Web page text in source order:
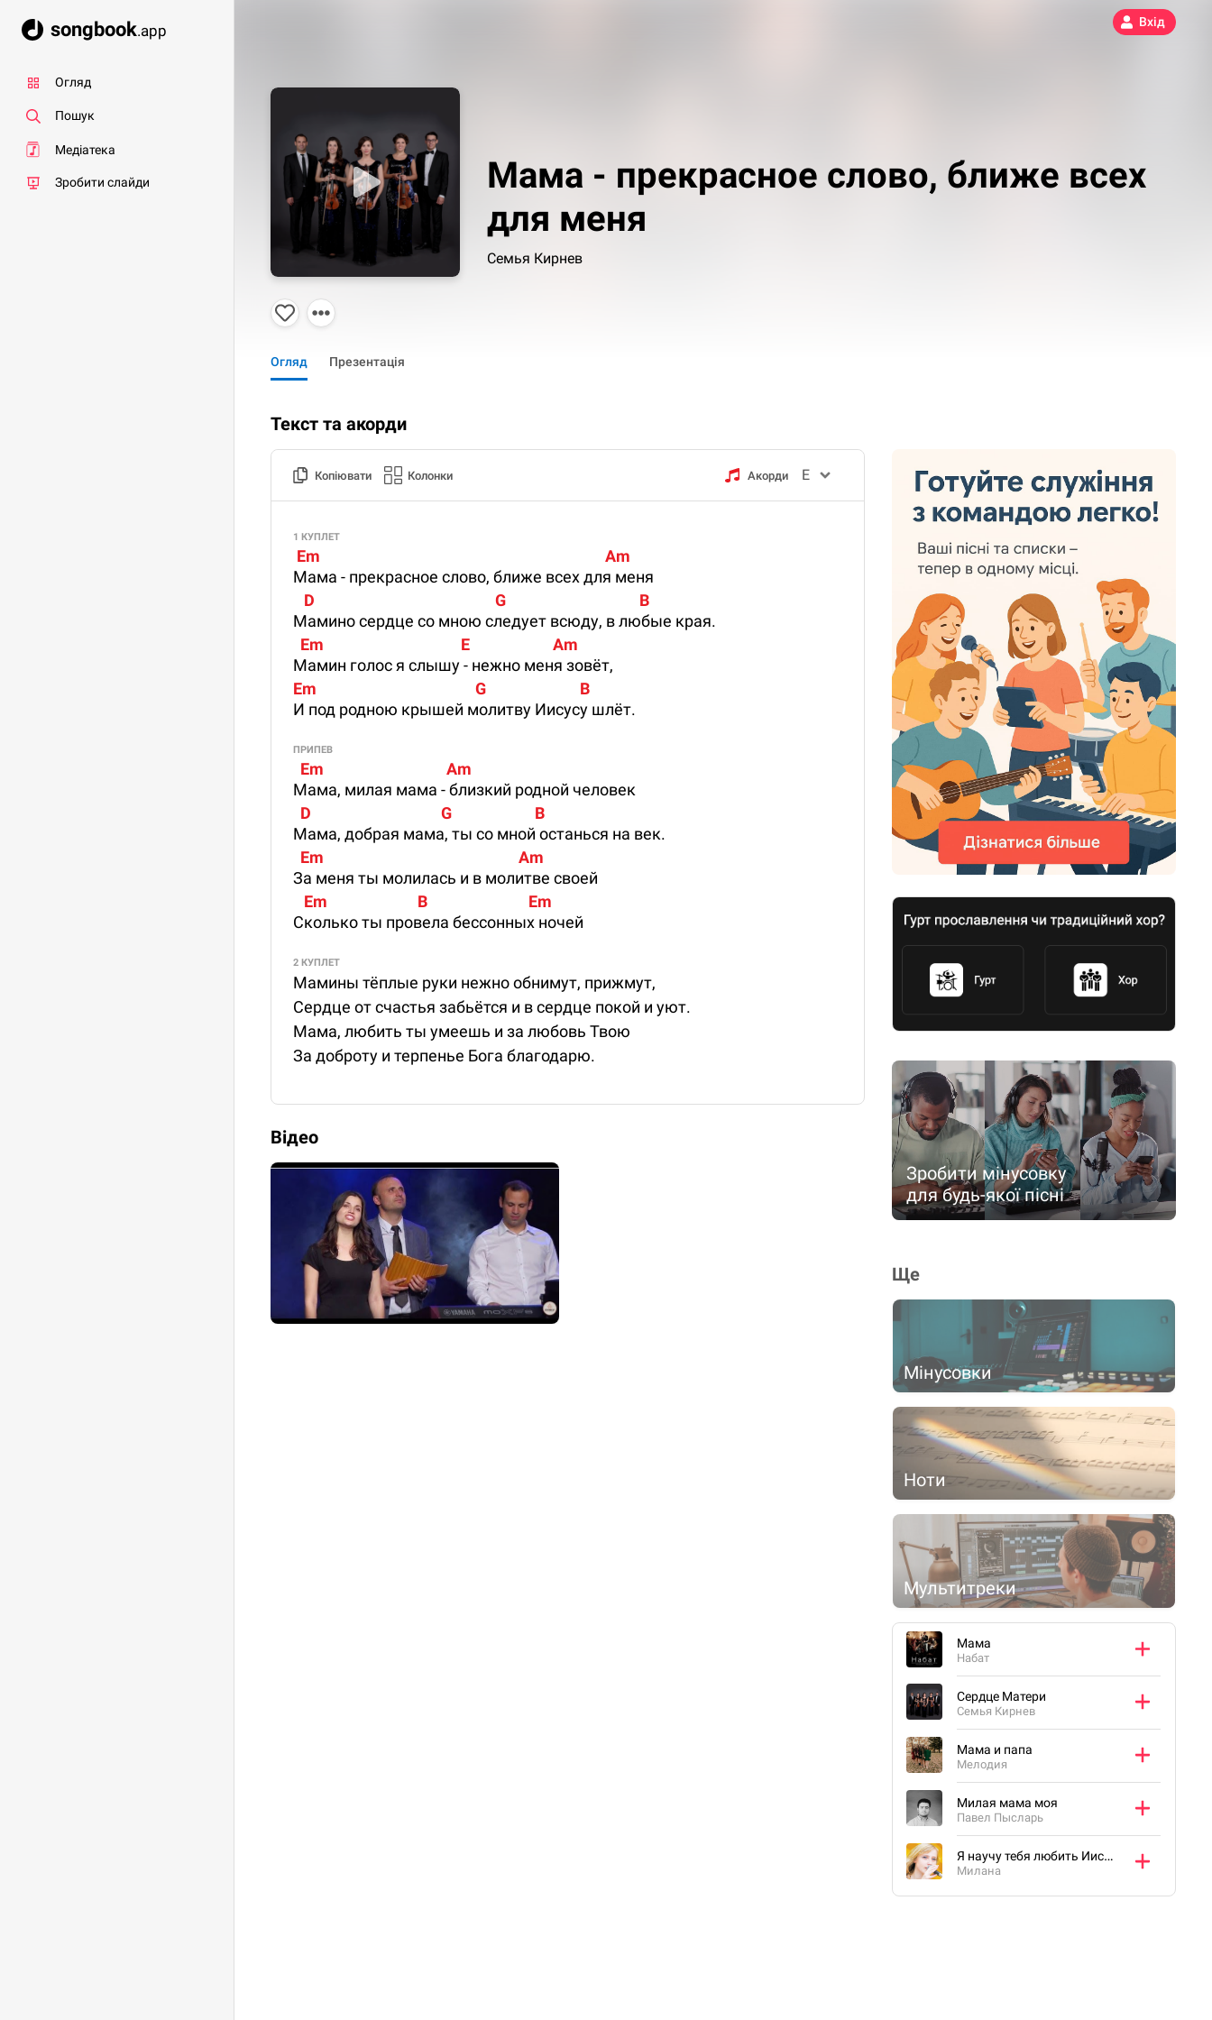
songbook.app
Огляд
Пошук
Медіатека
Зробити слайди
Вхід
Мама - прекрасное слово, ближе всех
для меня
Семья Кирнев
Огляд Презентація
Текст та акорди
Копіювати Колонки Акорди
1 КУПЛЕТ
Em                                                                               Am
Мама - прекрасное слово, ближе всех для меня
   D                                                  G                                     B
Мамино сердце со мною следует всюду, в любые края.
  Em                                      E                       Am
Мамин голос я слышу - нежно меня зовёт,
Em                                            G                          B
И под родною крышей молитву Иисусу шлёт.
ПРИПЕВ
  Em                                  Am
Мама, милая мама - близкий родной человек
  D                                    G                       B
Мама, добрая мама, ты со мной останься на век.
  Em                                                      Am
За меня ты молилась и в молитве своей
   Em                         B                            Em
Сколько ты провела бессонных ночей
2 КУПЛЕТ
Мамины тёплые руки нежно обнимут, прижмут,
Сердце от счастья забьётся и в сердце покой и уют.
Мама, любить ты умеешь и за любовь Твою
За доброту и терпенье Бога благодарю.
Відео
Зробити мінусовку
для будь-якої пісні
Ще
Мінусовки
Ноти
Мультитреки
Мама
Набат
Сердце Матери
Семья Кирнев
Мама и папа
Мелодия
Милая мама моя
Павел Пысларь
Я научу тебя любить Иисуса
Милана